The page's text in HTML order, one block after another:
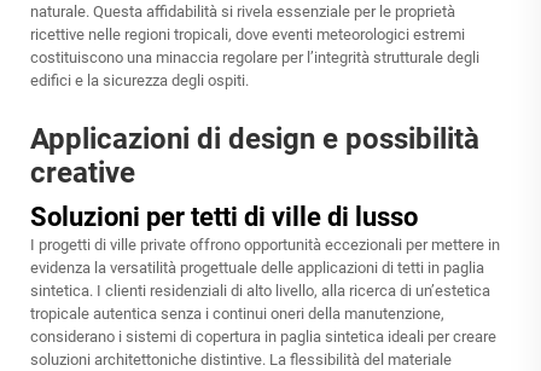
naturale. Questa affidabilità si rivela essenziale per le proprietà
ricettive nelle regioni tropicali, dove eventi meteorologici estremi
costituiscono una minaccia regolare per l’integrità strutturale degli
edifici e la sicurezza degli ospiti.
Applicazioni di design e possibilità
creative
Soluzioni per tetti di ville di lusso
I progetti di ville private offrono opportunità eccezionali per mettere in
evidenza la versatilità progettuale delle applicazioni di tetti in paglia
sintetica. I clienti residenziali di alto livello, alla ricerca di un’estetica
tropicale autentica senza i continui oneri della manutenzione,
considerano i sistemi di copertura in paglia sintetica ideali per creare
soluzioni architettoniche distintive. La flessibilità del materiale